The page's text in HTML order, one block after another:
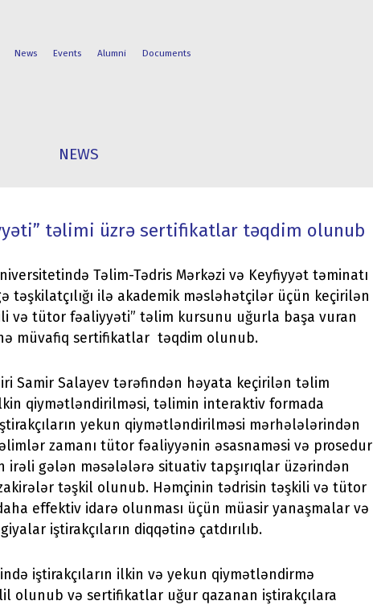
News Events Alumni Documents
NEWS
təlimi üzrə sertifikatlar təqdim olunub
Təlim-Tədris Mərkəzi və Keyfiyyət təminatı
təşkilatçılığı ilə akademik məsləhətçilər üçün keçirilən
və tütor fəaliyyəti” təlim kursunu uğurla başa vuran
müvafiq sertifikatlar təqdim olunub.
Samir Salayev tərəfindən həyata keçirilən təlim
qiymətləndirilməsi, təlimin interaktiv formada
yekun qiymətləndirilməsi mərhələlərindən
zamanı tütor fəaliyyənin əsasnaməsi və prosedur
irəli gələn məsələlərə situativ tapşırıqlar üzərindən
təşkil olunub. Həmçinin tədrisin təşkili və tütor
effektiv idarə olunması üçün müasir yanaşmalar və
iştirakçıların diqqətinə çatdırılıb.
iştirakçıların ilkin və yekun qiymətləndirmə
olunub və sertifikatlar uğur qazanan iştirakçılara